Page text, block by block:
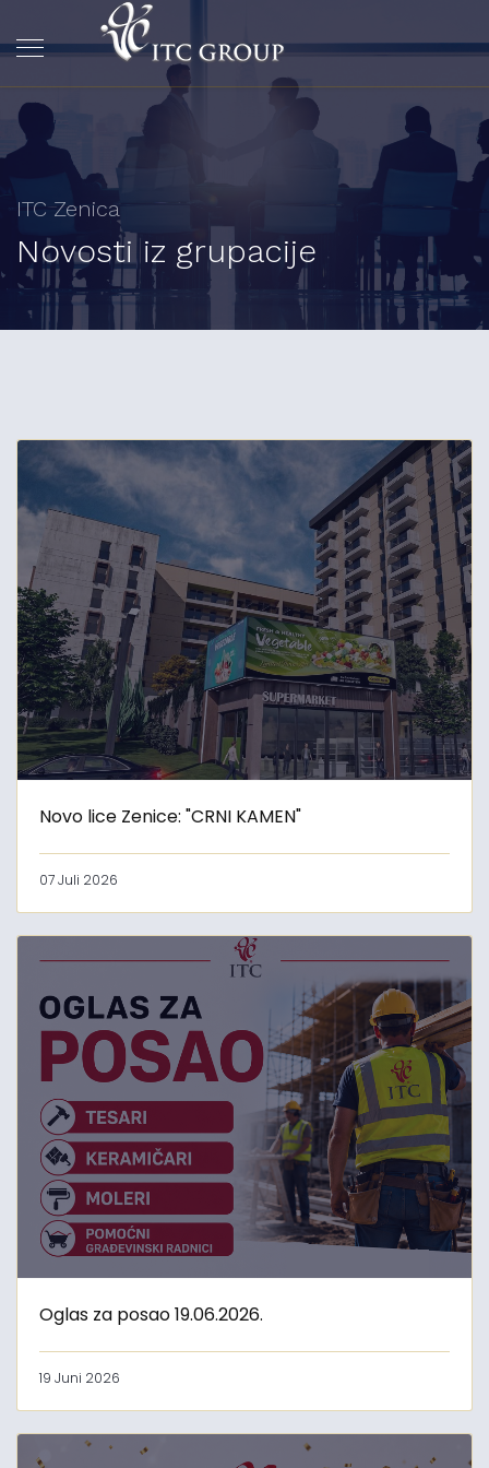
ITC Zenica
Novosti iz grupacije
Novo lice Zenice: "CRNI KAMEN"
07 Juli 2026
Oglas za posao 19.06.2026.
19 Juni 2026